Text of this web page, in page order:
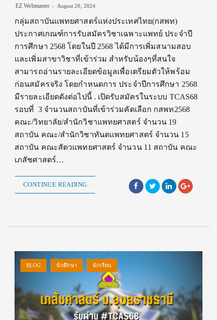
EZ Webmaster August 20, 2024
กลุ่มสถาบันแพทยศาสตร์แห่งประเทศไทย(กสพท)
ประกาศเกณฑ์การรับสมัครวิชาเฉพาะแพทย์ ประจำปี
การศึกษา 2568 โดยในปี 2568 ได้มีการเพิ่มสนามสอบ
และเพิ่มสาขาวิชาที่เข้าร่วม สำหรับน้องๆที่สนใจ
สามารถอ่านรายละเอียดข้อมูลเพื่อเตรียมตัวให้พร้อม
ก่อนสมัครจริง โดยกำหนดการ ประจำปีการศึกษา 2568
มีรายละเอียดดังต่อไปนี้ . เปิดรับสมัครในระบบ TCAS68
รอบที่ 3 จำนวนสถาบันที่เข้าร่วมคัดเลือก กสพท2568
คณะ/วิทยาลัย/สำนักวิชาแพทยศาสตร์ จำนวน 19
สถาบัน คณะ/สำนักวิชาทันตแพทยศาสตร์ จำนวน 15
สถาบัน คณะสัตวแพทยศาสตร์ จำนวน 11 สถาบัน คณะ
เภสัชศาสตร์…
CONTINUE READING
BLOG นักศึกษา นักเรียน